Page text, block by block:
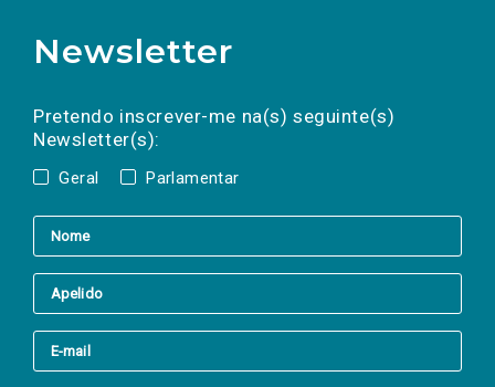
Newsletter
Pretendo inscrever-me na(s) seguinte(s)
Newsletter(s):
Geral Parlamentar
a(s) newsletter(s).
mail